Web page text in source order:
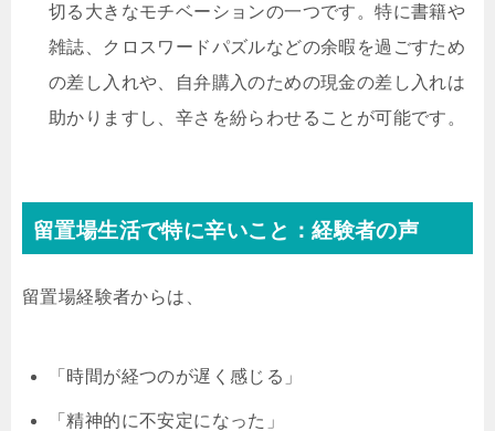
切る大きなモチベーションの一つです。特に書籍や
雑誌、クロスワードパズルなどの余暇を過ごすため
の差し入れや、自弁購入のための現金の差し入れは
助かりますし、辛さを紛らわせることが可能です。
留置場生活で特に辛いこと：経験者の声
留置場経験者からは、
「時間が経つのが遅く感じる」
「精神的に不安定になった」